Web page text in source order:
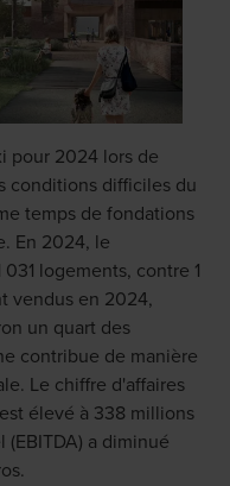
pour 2024 lors de
conditions difficiles du
temps de fondations
En 2024, le
logements, contre 1
vendus en 2024,
un quart des
contribue de manière
Le chiffre d'affaires
élevé à 338 millions
a diminué